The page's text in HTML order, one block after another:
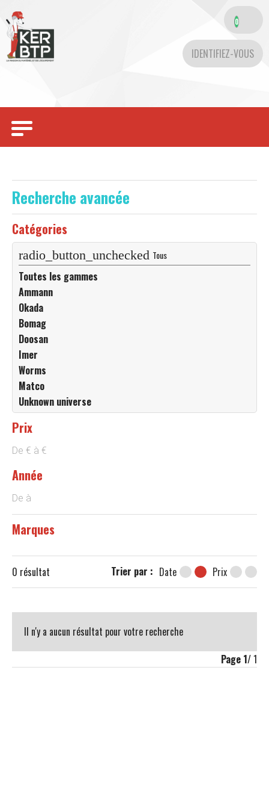
0
IDENTIFIEZ-VOUS
Toggle
navigation
Recherche avancée
Catégories
Tous
Toutes les gammes
Ammann
Okada
Bomag
Doosan
Imer
Worms
Matco
Unknown universe
Prix
De € à €
Année
De à
Marques
0 résultat Trier par : Date Prix
Il n'y a aucun résultat pour votre recherche
Page 1/ 1